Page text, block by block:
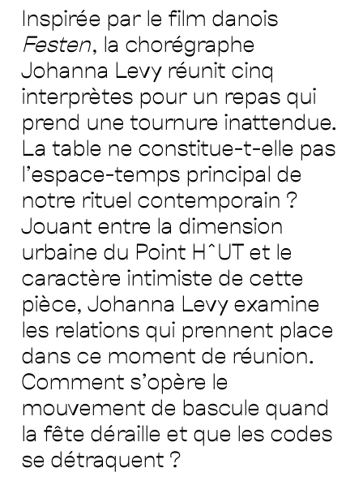
Inspirée par le film danois
Festen, la chorégraphe
Johanna Levy réunit cinq
interprètes pour un repas qui
prend une tournure inattendue.
La table ne constitue-t-elle pas
l’espace-temps principal de
notre rituel contemporain ?
Jouant entre la dimension
urbaine du Point H^UT et le
caractère intimiste de cette
pièce, Johanna Levy examine
les relations qui prennent place
dans ce moment de réunion.
Comment s’opère le
mouvement de bascule quand
la fête déraille et que les codes
se détraquent ?
méthodes &
ressources
Actualités
Contact
Newsletter